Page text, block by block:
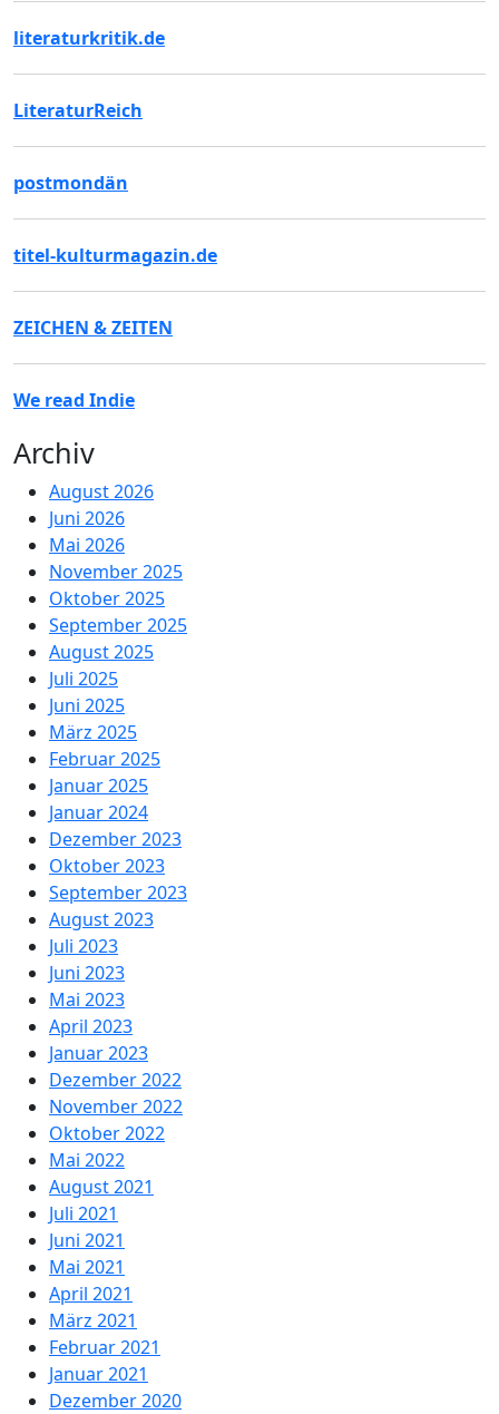
literaturkritik.de
LiteraturReich
postmondän
titel-kulturmagazin.de
ZEICHEN & ZEITEN
We read Indie
Archiv
August 2026
Juni 2026
Mai 2026
November 2025
Oktober 2025
September 2025
August 2025
Juli 2025
Juni 2025
März 2025
Februar 2025
Januar 2025
Januar 2024
Dezember 2023
Oktober 2023
September 2023
August 2023
Juli 2023
Juni 2023
Mai 2023
April 2023
Januar 2023
Dezember 2022
November 2022
Oktober 2022
Mai 2022
August 2021
Juli 2021
Juni 2021
Mai 2021
April 2021
März 2021
Februar 2021
Januar 2021
Dezember 2020